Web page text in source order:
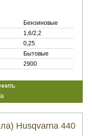
Бензиновые
1,6/2,2
0,25
Бытовые
2900
Husqvarna 440